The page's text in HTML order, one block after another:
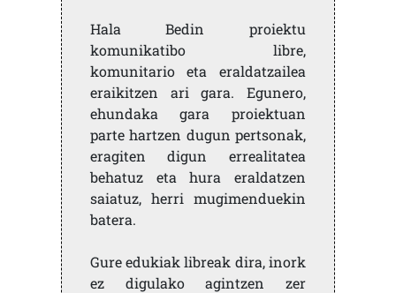
Hala Bedin proiektu
komunikatibo libre,
komunitario eta eraldatzailea
eraikitzen ari gara. Egunero,
ehundaka gara proiektuan
parte hartzen dugun pertsonak,
eragiten digun errealitatea
behatuz eta hura eraldatzen
saiatuz, herri mugimenduekin
batera.
Gure edukiak libreak dira, inork
ez digulako agintzen zer